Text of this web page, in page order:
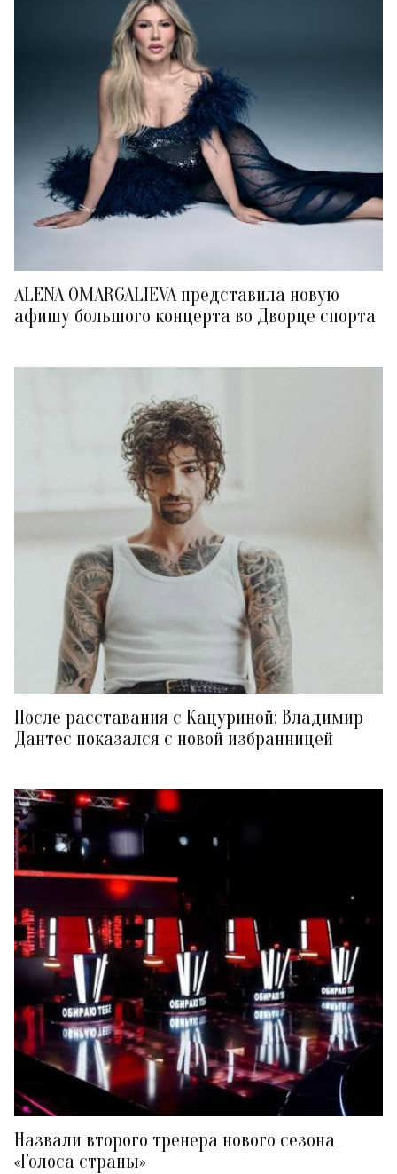
ALENA OMARGALIEVA представила новую
афишу большого концерта во Дворце спорта
После расставания с Кацуриной: Владимир
Дантес показался с новой избранницей
Назвали второго тренера нового сезона
«Голоса страны»